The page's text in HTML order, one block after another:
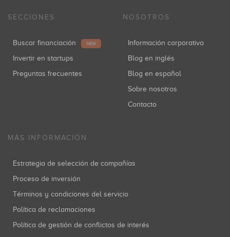
SECCIONES
Buscar financiación NEW
Invertir en startups
Preguntas frecuentes
NOSOTROS
Información corporativa
Blog en inglés
Blog en español
Sobre nosotros
Contacto
MÁS INFORMACIÓN
Estrategia de selección de compañías
Proceso de inversión
Términos y condiciones del servicio
Política de reclamaciones
Política de gestión de conflictos de interés